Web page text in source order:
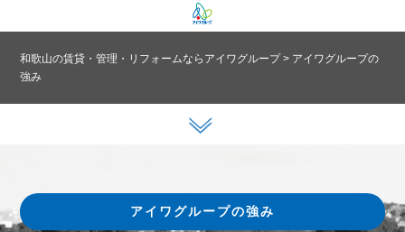
和歌山の賃貸・管理・リフォームならアイワグループ> アイワグループの
強み
アイワグループの強み